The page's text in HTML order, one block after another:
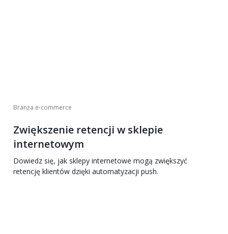
Branża e-commerce
Zwiększenie retencji w sklepie
internetowym
Dowiedz się, jak sklepy internetowe mogą zwiększyć
retencję klientów dzięki automatyzacji push.